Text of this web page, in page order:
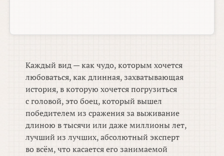
Каждый вид — как чудо, которым хочется
любоваться, как длинная, захватывающая
история, в которую хочется погрузиться
с головой, это боец, который вышел
победителем из сражения за выживание
длиною в тысячи или даже миллионы лет,
лучший из лучших, абсолютный эксперт
во всём, что касается его занимаемой